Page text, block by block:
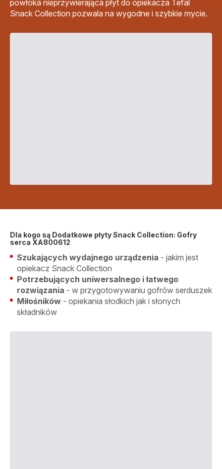
powłoka nieprzywierająca płyt do opiekacza Tefal
Snack Collection pozwala na wygodne i szybkie mycie.
Dla kogo są Dodatkowe płyty Snack Collection: Gofry
serca XA800612
Szukających wydajnego urządzenia - jakim jest
opiekacz Snack Collection
Potrzebujących uniwersalnego i łatwego
rozwiązania - w przygotowywaniu gofrów serduszek
Miłośników - opiekania słodkich jak i słonych
składników